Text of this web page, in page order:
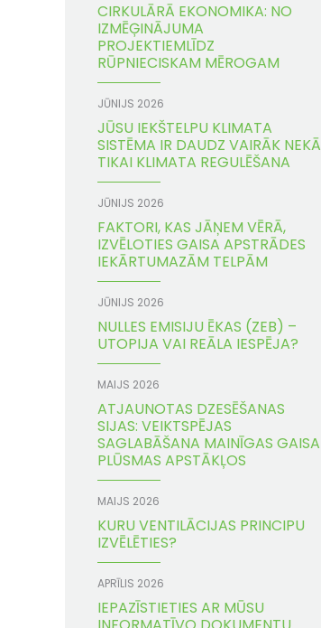
CIRKULĀRĀ EKONOMIKA: NO
IZMĒĢINĀJUMA
PROJEKTIEMLĪDZ
RŪPNIECISKAM MĒROGAM
JŪNIJS 2026
JŪSU IEKŠTELPU KLIMATA
SISTĒMA IR DAUDZ VAIRĀK NEKĀ
TIKAI KLIMATA REGULĒŠANA
JŪNIJS 2026
FAKTORI, KAS JĀŅEM VĒRĀ,
IZVĒLOTIES GAISA APSTRĀDES
IEKĀRTUMAZĀM TELPĀM
JŪNIJS 2026
NULLES EMISIJU ĒKAS (ZEB) –
UTOPIJA VAI REĀLA IESPĒJA?
MAIJS 2026
ATJAUNOTAS DZESĒŠANAS
SIJAS: VEIKTSPĒJAS
SAGLABĀŠANA MAINĪGAS GAISA
PLŪSMAS APSTĀKĻOS
MAIJS 2026
KURU VENTILĀCIJAS PRINCIPU
IZVĒLĒTIES?
APRĪLIS 2026
IEPAZĪSTIETIES AR MŪSU